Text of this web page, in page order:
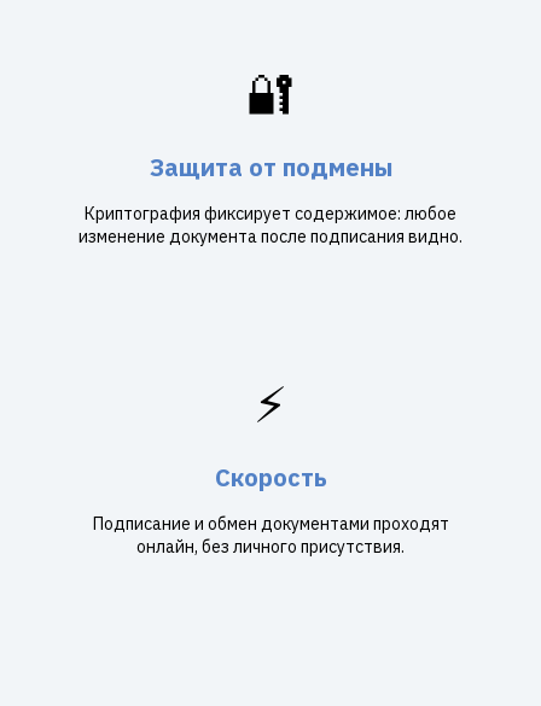
🔐
Защита от подмены
Криптография фиксирует содержимое: любое
изменение документа после подписания видно.
⚡
Скорость
Подписание и обмен документами проходят
онлайн, без личного присутствия.